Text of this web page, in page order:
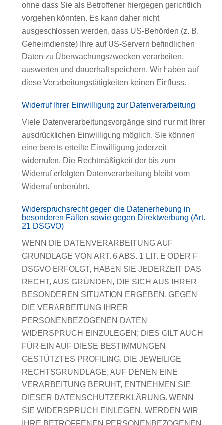
ohne dass Sie als Betroffener hiergegen gerichtlich
vorgehen könnten. Es kann daher nicht
ausgeschlossen werden, dass US-Behörden (z. B.
Geheimdienste) Ihre auf US-Servern befindlichen
Daten zu Überwachungszwecken verarbeiten,
auswerten und dauerhaft speichern. Wir haben auf
diese Verarbeitungstätigkeiten keinen Einfluss.
Widerruf Ihrer Einwilligung zur Datenverarbeitung
Viele Datenverarbeitungsvorgänge sind nur mit Ihrer
ausdrücklichen Einwilligung möglich. Sie können
eine bereits erteilte Einwilligung jederzeit
widerrufen. Die Rechtmäßigkeit der bis zum
Widerruf erfolgten Datenverarbeitung bleibt vom
Widerruf unberührt.
Widerspruchsrecht gegen die Datenerhebung in
besonderen Fällen sowie gegen Direktwerbung (Art.
21 DSGVO)
WENN DIE DATENVERARBEITUNG AUF
GRUNDLAGE VON ART. 6 ABS. 1 LIT. E ODER F
DSGVO ERFOLGT, HABEN SIE JEDERZEIT DAS
RECHT, AUS GRÜNDEN, DIE SICH AUS IHRER
BESONDEREN SITUATION ERGEBEN, GEGEN
DIE VERARBEITUNG IHRER
PERSONENBEZOGENEN DATEN
WIDERSPRUCH EINZULEGEN; DIES GILT AUCH
FÜR EIN AUF DIESE BESTIMMUNGEN
GESTÜTZTES PROFILING. DIE JEWEILIGE
RECHTSGRUNDLAGE, AUF DENEN EINE
VERARBEITUNG BERUHT, ENTNEHMEN SIE
DIESER DATENSCHUTZERKLÄRUNG. WENN
SIE WIDERSPRUCH EINLEGEN, WERDEN WIR
IHRE BETROFFENEN PERSONENBEZOGENEN